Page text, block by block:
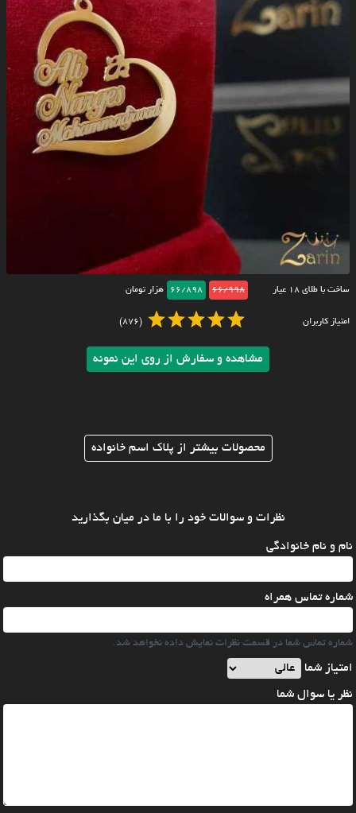
ساخت با طلای ۱۸ عیار 66/998
66/898 هزار تومان
امتیاز کاربران (876)
مشاهده و سفارش از روی این نمونه
محصولات بیشتر از پلاک اسم خانواده
نظرات و سوالات خود را با ما در میان بگذارید
نام و نام خانوادگی
شماره تماس همراه
شماره تماس شما در قسمت نظرات نمایش داده نخواهد شد.
امتیاز شما
نظر یا سوال شما